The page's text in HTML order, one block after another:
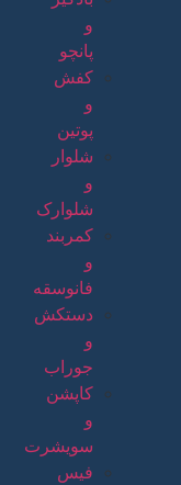
و
پانچو
کفش
و
پوتین
شلوار
و
شلوارک
کمربند
و
فانوسقه
دستکش
و
جوراب
کاپشن
و
سویشرت
فیس